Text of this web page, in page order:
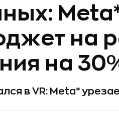
на
на
в VR: Meta*